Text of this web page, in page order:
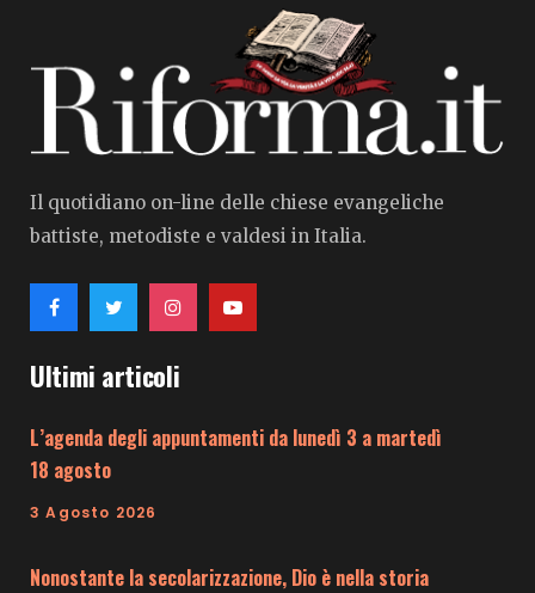
Il quotidiano on-line delle chiese evangeliche
battiste, metodiste e valdesi in Italia.
Ultimi articoli
L’agenda degli appuntamenti da lunedì 3 a martedì
18 agosto
3 Agosto 2026
Nonostante la secolarizzazione, Dio è nella storia